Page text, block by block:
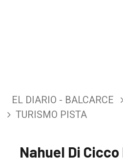
EL DIARIO - BALCARCE
TURISMO PISTA
Nahuel Di